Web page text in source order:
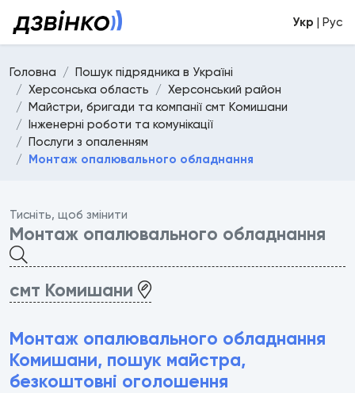
Укр | Рус
Головна
Пошук підрядника в Україні
Херсонська область
Херсонський район
Майстри, бригади та компанії смт Комишани
Інженерні роботи та комунікації
Послуги з опаленням
Монтаж опалювального обладнання
Тисніть, щоб змінити
Монтаж опалювального обладнання
смт Комишани
Монтаж опалювального обладнання
Комишани, пошук майстра,
безкоштовні оголошення